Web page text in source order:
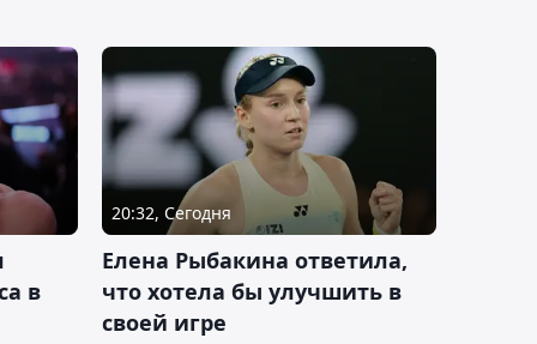
в
20:32, Сегодня
Елена Рыбакина ответила,
что хотела бы улучшить в
своей игре